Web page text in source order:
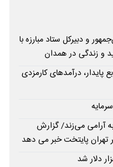
و دبیرکل ستاد مبارزه با
و زندگی در همدان
پایدار، درآمدهای کارمزدی
آرامی می‌زند/ گزارش
تهران پایتخت خبر می دهد